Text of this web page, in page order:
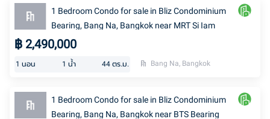
1 Bedroom Condo for sale in Bliz Condominium
Bearing, Bang Na, Bangkok near MRT Si Iam
฿ 2,490,000
1 นอน 1 น้ำ 44 ตร.ม. Bang Na, Bangkok
1 Bedroom Condo for sale in Bliz Condominium
Bearing, Bang Na, Bangkok near BTS Bearing